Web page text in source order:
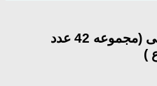
دانلود پاورپوینتهای روانشناسی (مجموعه 42 عدد
)